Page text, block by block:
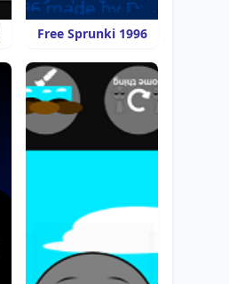
Free Sprunki 1996